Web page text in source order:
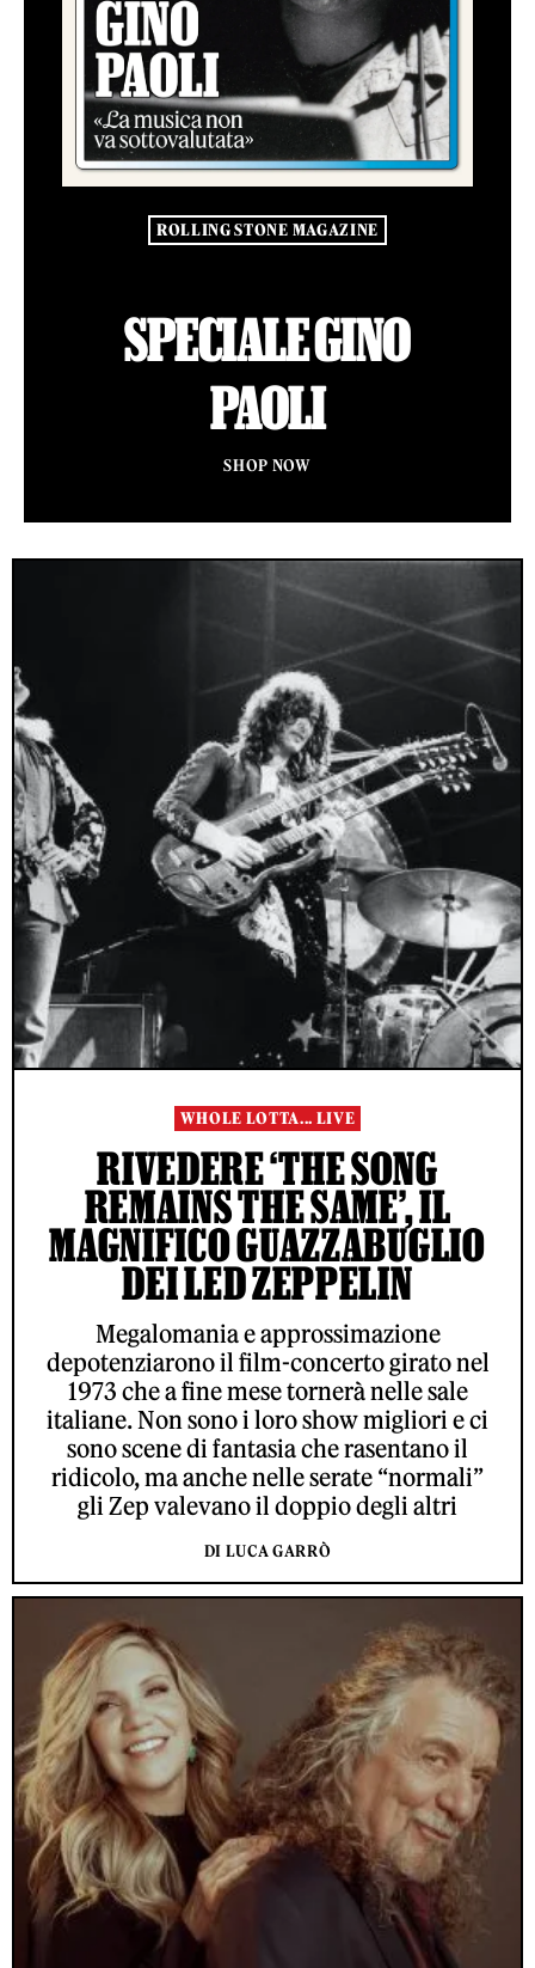
ROLLING STONE MAGAZINE
SPECIALE GINO
PAOLI
SHOP NOW
WHOLE LOTTA... LIVE
RIVEDERE ‘THE SONG
REMAINS THE SAME’, IL
MAGNIFICO GUAZZABUGLIO
DEI LED ZEPPELIN
Megalomania e approssimazione
depotenziarono il film-concerto girato nel
1973 che a fine mese tornerà nelle sale
italiane. Non sono i loro show migliori e ci
sono scene di fantasia che rasentano il
ridicolo, ma anche nelle serate “normali”
gli Zep valevano il doppio degli altri
DI LUCA GARRÒ